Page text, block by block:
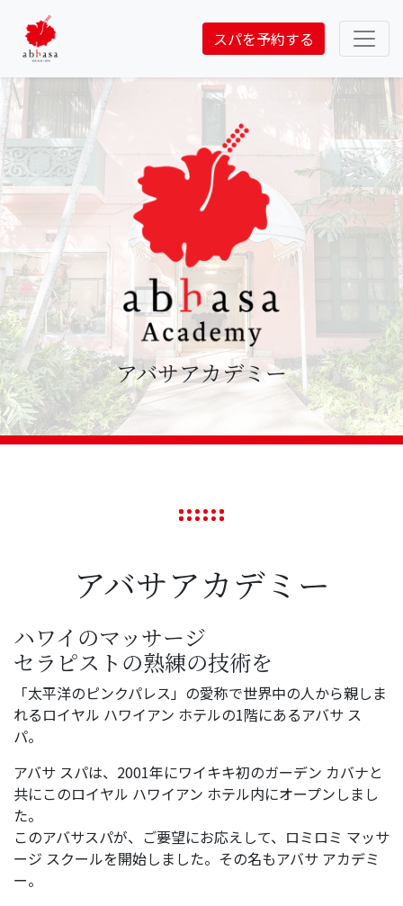
スパを予約する
アバサアカデミー
アバサアカデミー
ハワイのマッサージ
セラピストの熟練の技術を
「太平洋のピンクパレス」の愛称で世界中の人から親しま
れるロイヤル ハワイアン ホテルの1階にあるアバサ ス
パ。
アバサ スパは、2001年にワイキキ初のガーデン カバナと
共にこのロイヤル ハワイアン ホテル内にオープンしまし
た。
このアバサスパが、ご要望にお応えして、ロミロミ マッサ
ージ スクールを開始しました。その名もアバサ アカデミ
ー。